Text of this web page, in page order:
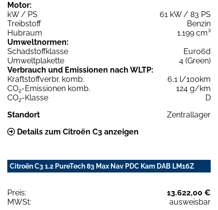
Motor:
kW / PS
61 kW / 83 PS
Treibstoff
Benzin
Hubraum
1.199 cm³
Umweltnormen:
Schadstoffklasse
Euro6d
Umweltplakette
4 (Green)
Verbrauch und Emissionen nach WLTP:
Kraftstoffverbr. komb.
6,1 l/100km
CO2-Emissionen komb.
124 g/km
CO2-Klasse
D
Standort
Zentrallager
Details zum Citroën C3 anzeigen
Citroën C3 1.2 PureTech 83 Max Nav PDC Kam DAB LM16Z
Preis:
13.622,00 €
MWSt:
ausweisbar